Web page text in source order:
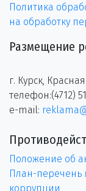
Политика
на обработку
Размещение
г. Курск,
телефон:(4712)
e-mail:
Положение об
План-перечень
коррупции